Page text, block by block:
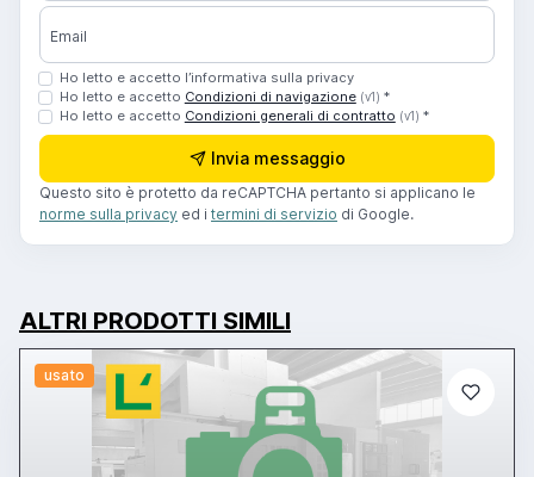
Email
Ho letto e accetto l’informativa sulla privacy
Ho letto e accetto Condizioni di navigazione (v1) *
Ho letto e accetto Condizioni generali di contratto (v1) *
Invia messaggio
Questo sito è protetto da reCAPTCHA pertanto si applicano le
norme sulla privacy ed i termini di servizio di Google.
ALTRI PRODOTTI SIMILI
usato